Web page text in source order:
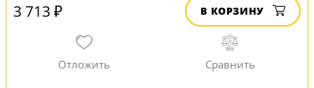
3 713 ₽ В КОРЗИНУ